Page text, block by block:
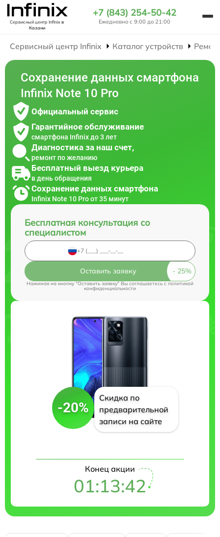
Сервисный центр Infinixв
Казани
+7 (843) 254-50-42
Ежедневно с 9:00 до 21:00
Сервисный центр Infinix Каталог устройств
Сохранение данных смартфона
Infinix Note 10 Pro
Официальный сервис
Гарантийное обслуживание
смартфона Infinix до 3 лет
Диагностика за наш счет,
ремонт по желанию
Бесплатный выезд курьера
в день обращения
Сохранение данных смартфона
Infinix Note 10 Pro от 35 минут
Бесплатная консультация со
специалистом
Оставить заявку
Нажимая на кнопку "Оставить заявку" Вы соглашаетесь cполитикой
конфиденциальности
-20%
Скидка по
предварительной
записи на сайте
Конец акции
01:13:41